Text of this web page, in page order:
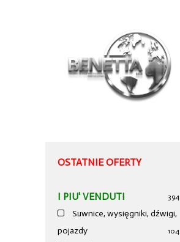
OSTATNIE OFERTY
I PIU' VENDUTI 394
Suwnice, wysięgniki, dźwigi,
pojazdy
104